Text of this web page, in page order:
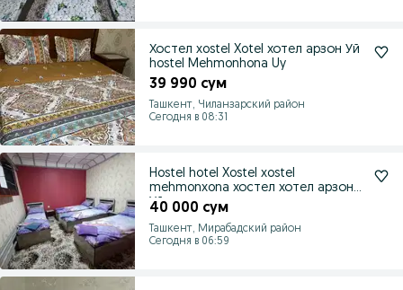
Хостел xostel Xotel хотел арзон Уй
hostel Mehmonhona Uy
39 990 сум
Ташкент, Чиланзарский район
Сегодня в 08:31
Hostel hotel Xostel xostel
mehmonxona хостел хотел арзон
Уй арз
40 000 сум
Ташкент, Мирабадский район
Сегодня в 06:59